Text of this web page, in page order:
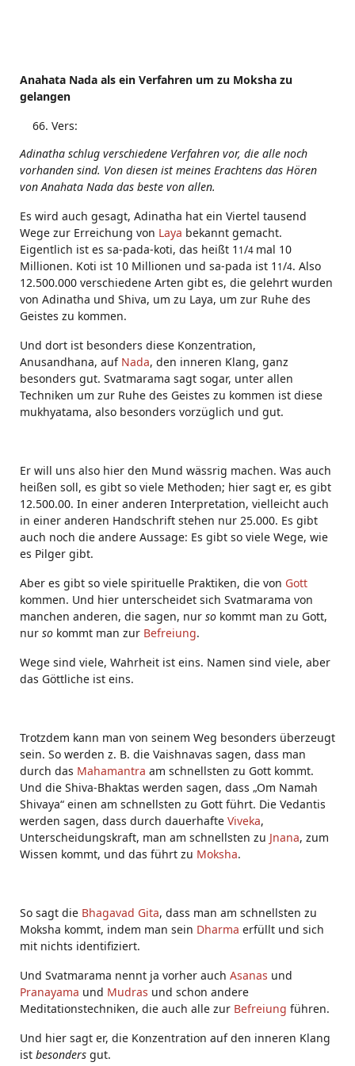
Anahata Nada als ein Verfahren um zu Moksha zu
gelangen
Vers:
Adinatha schlug verschiedene Verfahren vor, die alle noch
vorhanden sind. Von diesen ist meines Erachtens das Hören
von Anahata Nada das beste von allen.
Es wird auch gesagt, Adinatha hat ein Viertel tausend
Wege zur Erreichung von Laya bekannt gemacht.
Eigentlich ist es sa-pada-koti, das heißt 1 1/4 mal 10
Millionen. Koti ist 10 Millionen und sa-pada ist 1 1/4. Also
12.500.000 verschiedene Arten gibt es, die gelehrt wurden
von Adinatha und Shiva, um zu Laya, um zur Ruhe des
Geistes zu kommen.
Und dort ist besonders diese Konzentration,
Anusandhana, auf Nada, den inneren Klang, ganz
besonders gut. Svatmarama sagt sogar, unter allen
Techniken um zur Ruhe des Geistes zu kommen ist diese
mukhyatama, also besonders vorzüglich und gut.
Er will uns also hier den Mund wässrig machen. Was auch
heißen soll, es gibt so viele Methoden; hier sagt er, es gibt
12.500.00. In einer anderen Interpretation, vielleicht auch
in einer anderen Handschrift stehen nur 25.000. Es gibt
auch noch die andere Aussage: Es gibt so viele Wege, wie
es Pilger gibt.
Aber es gibt so viele spirituelle Praktiken, die von Gott
kommen. Und hier unterscheidet sich Svatmarama von
manchen anderen, die sagen, nur so kommt man zu Gott,
nur so kommt man zur Befreiung.
Wege sind viele, Wahrheit ist eins. Namen sind viele, aber
das Göttliche ist eins.
Trotzdem kann man von seinem Weg besonders überzeugt
sein. So werden z. B. die Vaishnavas sagen, dass man
durch das Mahamantra am schnellsten zu Gott kommt.
Und die Shiva-Bhaktas werden sagen, dass „Om Namah
Shivaya“ einen am schnellsten zu Gott führt. Die Vedantis
werden sagen, dass durch dauerhafte Viveka,
Unterscheidungskraft, man am schnellsten zu Jnana, zum
Wissen kommt, und das führt zu Moksha.
So sagt die Bhagavad Gita, dass man am schnellsten zu
Moksha kommt, indem man sein Dharma erfüllt und sich
mit nichts identifiziert.
Und Svatmarama nennt ja vorher auch Asanas und
Pranayama und Mudras und schon andere
Meditationstechniken, die auch alle zur Befreiung führen.
Und hier sagt er, die Konzentration auf den inneren Klang
ist besonders gut.